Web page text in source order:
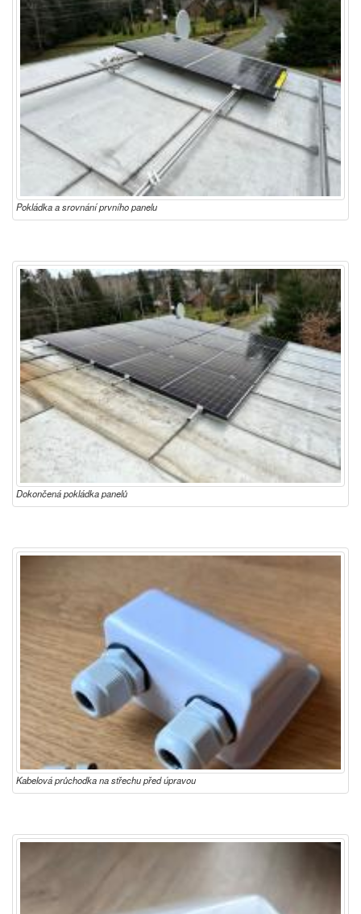
Pokládka a srovnání prvního panelu
Dokončená pokládka panelů
Kabelová průchodka na střechu před úpravou